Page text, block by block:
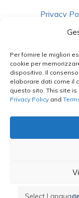
Per fornire le migliori
cookie per
dispositivo. Il
elaborare dati come il
questo sito. This site is
Privacy Policy and
Privacy
facebook